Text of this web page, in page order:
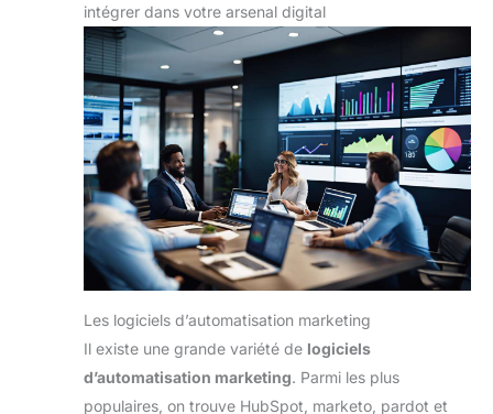
intégrer dans votre arsenal digital
Les logiciels d’automatisation marketing
Il existe une grande variété de logiciels
d’automatisation marketing. Parmi les plus
populaires, on trouve HubSpot, marketo, pardot et